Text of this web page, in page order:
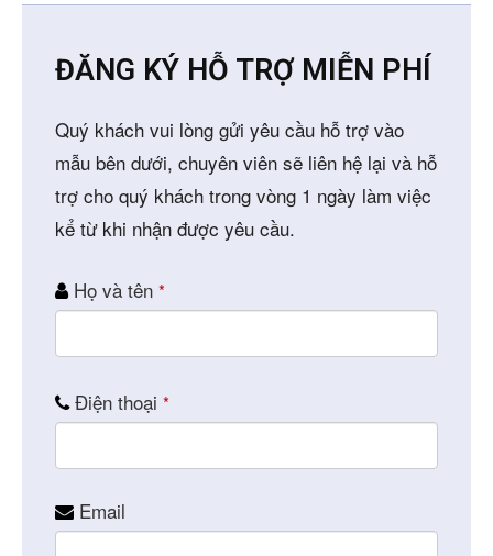
ĐĂNG KÝ HỖ TRỢ MIỄN PHÍ
Quý khách vui lòng gửi yêu cầu hỗ trợ vào
mẫu bên dưới, chuyên viên sẽ liên hệ lại và hỗ
trợ cho quý khách trong vòng 1 ngày làm việc
kể từ khi nhận được yêu cầu.
Họ và tên *
Điện thoại *
Email